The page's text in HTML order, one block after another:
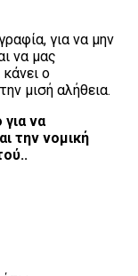
για να μην
να μας
ο
μισή αλήθεια.
να
την νομική